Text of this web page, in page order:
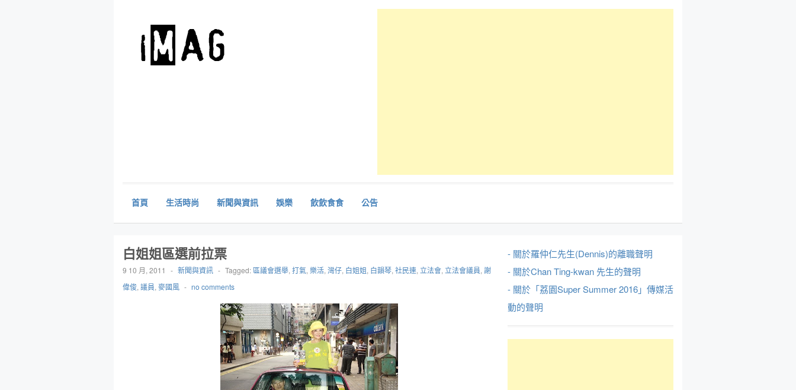
首頁 生活時尚 新聞與資訊 娛樂 飲飲食食 公告
白姐姐區選前拉票
9 10 月, 2011 - 新聞與資訊 - Tagged:區議會選舉, 打氣, 樂活, 灣仔, 白姐姐, 白韻琴, 社民連, 立法會, 立法會議員, 謝
偉俊, 議員, 麥國風 - no comments
- 關於羅仲仁先生(Dennis)的離職聲明
- 關於Chan Ting-kwan 先生的聲明
- 關於「荔園Super Summer 2016」傳媒活
動的聲明